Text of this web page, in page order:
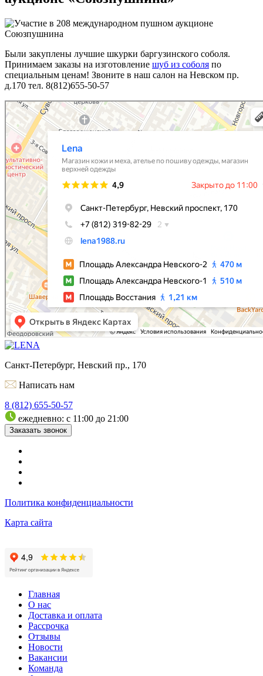
Были закуплены лучшие шкурки баргузинского соболя.
Принимаем заказы на изготовление шуб из соболя по
специальным ценам! Звоните в наш салон на Невском пр.
д.170 тел. 8(812)655-50-57
Санкт-Петербург, Невский пр., 170
Написать нам
8 (812) 655-50-57
ежедневно: с 11:00 до 21:00
Заказать звонок
Политика конфиденциальности
Карта сайта
Главная
О нас
Доставка и оплата
Рассрочка
Отзывы
Новости
Вакансии
Команда